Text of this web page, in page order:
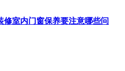
修室内门窗保养要注意哪些问